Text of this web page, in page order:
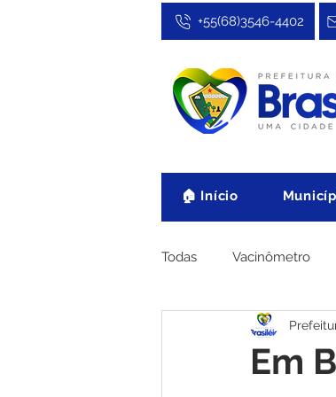
+55(68)3546-4402
🏠 Início
Todas Vacinômetro
Cultura, Festa e
Em